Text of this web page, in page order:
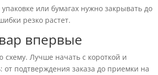
или бумагах нужно закрывать до
резко растет.
впервые
схему. Лучше начать с короткой и
подтверждения заказа до приемки на